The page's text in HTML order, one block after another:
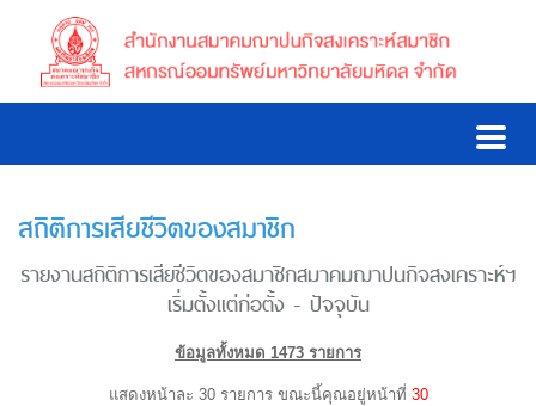
สถิติการเสียชีวิตของสมาชิก
รายงานสถิติการเสียชีวิตของสมาชิกสมาคมฌาปนกิจสงเคราะห์ฯ
เริ่มตั้งแต่ก่อตั้ง - ปัจจุบัน
ข้อมูลทั้งหมด 1473 รายการ
แสดงหน้าละ 30 รายการ ขณะนี้คุณอยู่หน้าที่ 30